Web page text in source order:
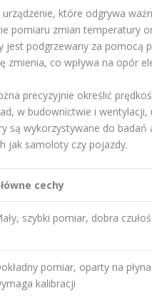
które odgrywa
pomiaru zmian temperatury
jest podgrzewany za pomocą
co wpływa na opór
precyzyjnie określić
w budownictwie i
są wykorzystywane do
jak samoloty czy pojazdy.
cechy
szybki pomiar, dobra
pomiar, oparty na
kalibracji